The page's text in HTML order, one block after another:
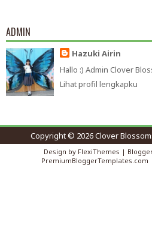
ADMIN
Hazuki Airin
Hallo :) Admin Clover
Lihat profil lengkapku
Copyright © 2026Clover
Design by FlexiThemes |
PremiumBloggerTemplates.com